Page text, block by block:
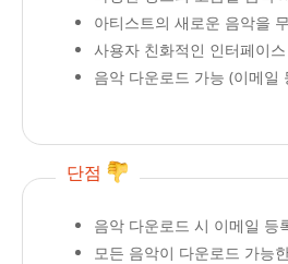
아티스트의 새로운 음악을
사용자 친화적인 인터페이스
음악 다운로드 가능 (이메일
단점
음악 다운로드 시 이메일 등
모든 음악이 다운로드 가능